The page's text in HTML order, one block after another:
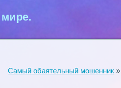
Самый обаятельный мошенник »